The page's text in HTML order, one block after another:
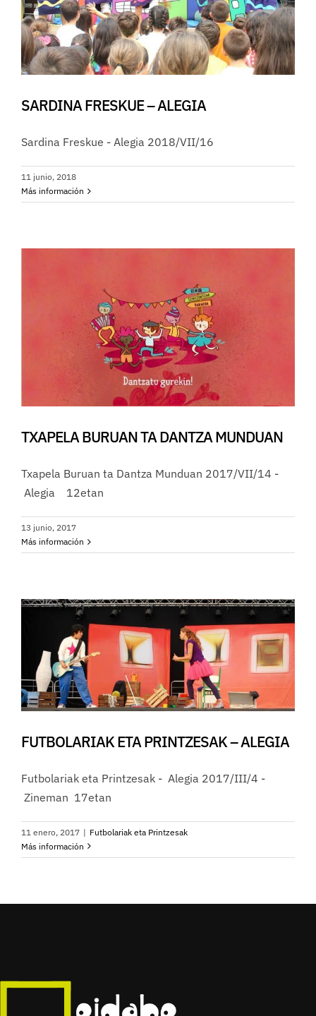
SARDINA FRESKUE – ALEGIA
Sardina Freskue - Alegia 2018/VII/16
11 junio, 2018
Más información
TXAPELA BURUAN TA DANTZA MUNDUAN
Txapela Buruan ta Dantza Munduan 2017/VII/14 -
Alegia 12etan
13 junio, 2017
Más información
FUTBOLARIAK ETA PRINTZESAK – ALEGIA
Futbolariak eta Printzesak - Alegia 2017/III/4 -
Zineman 17etan
11 enero, 2017 | Futbolariak eta Printzesak
Más información